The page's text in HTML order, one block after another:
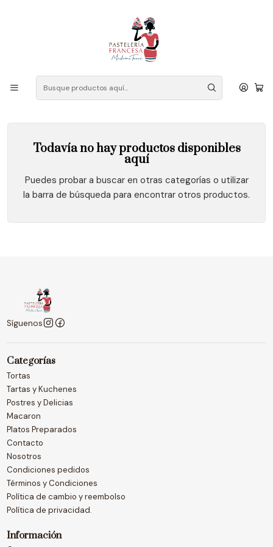
Providencia, Lo Barnechea, Peñalolen, La Florida, Macul, Santiago
Centro. Contacto mensaje WhatsApp: +56 946834602
Inicio Cheescake
Cheescake
Todavía no hay productos disponibles
aquí
Puedes probar a buscar en otras categorías o utilizar
la barra de búsqueda para encontrar otros productos.
Síguenos
Categorías
Tortas
Tartas y Kuchenes
Postres y Delicias
Macaron
Platos Preparados
Contacto
Nosotros
Condiciones pedidos
Términos y Condiciones
Política de cambio y reembolso
Política de privacidad.
Información